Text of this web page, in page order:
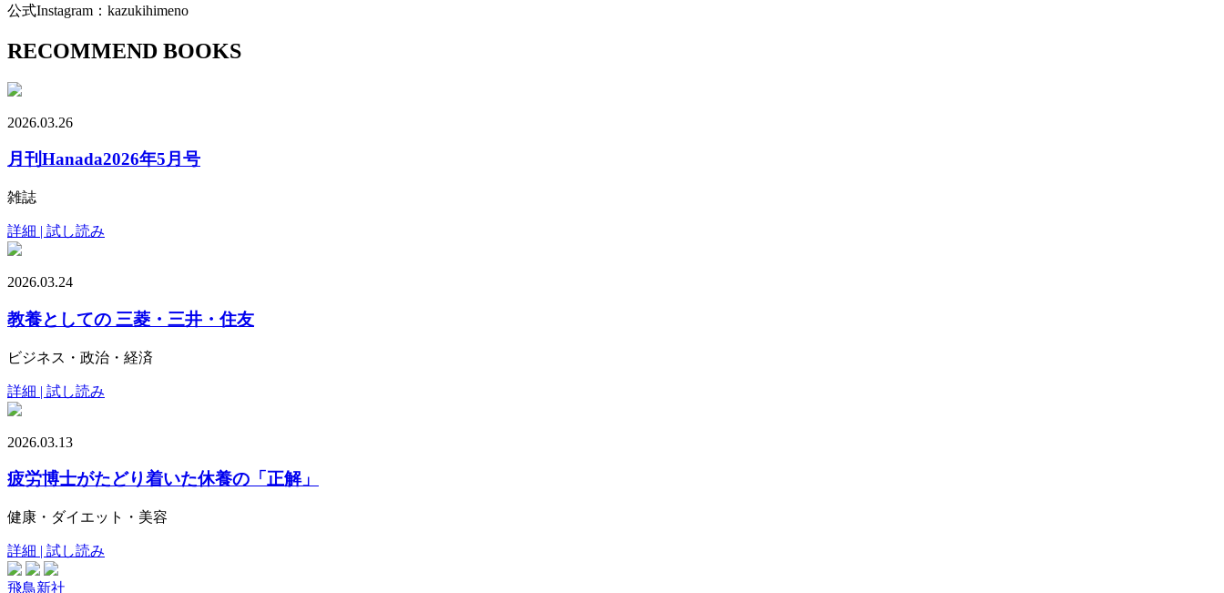
公式Instagram：kazukihimeno
RECOMMEND BOOKS
2026.03.26
月刊Hanada2026年5月号
雑誌
詳細 | 試し読み
2026.03.24
教養としての 三菱・三井・住友
ビジネス・政治・経済
詳細 | 試し読み
2026.03.13
疲労博士がたどり着いた休養の「正解」
健康・ダイエット・美容
詳細 | 試し読み
飛鳥新社